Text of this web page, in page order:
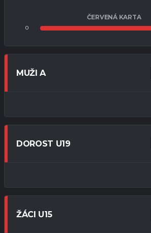
ČERVENÁ KARTA
0
MUŽI A
DOROST U19
ŽÁCI U15